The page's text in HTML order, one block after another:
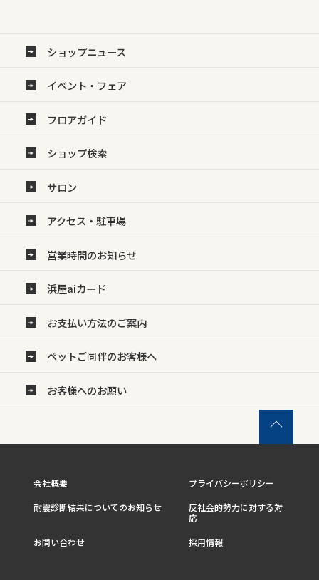
ショップニュース
イベント・フェア
フロアガイド
ショップ検索
サロン
アクセス・駐車場
営業時間のお知らせ
浜屋aiカード
お支払い方法のご案内
ペットご同伴のお客様へ
お客様へのお願い
会社概要
プライバシーポリシー
耐震診断結果についてのお知らせ
反社会的勢力に対する対
応
お問い合わせ
採用情報